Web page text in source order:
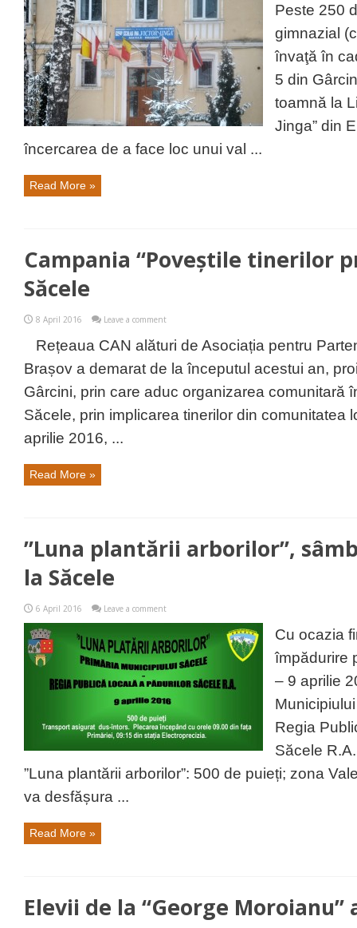
Peste 250
gimnazial
învaţă în
5 din
toamnă la
Jinga” din
încercarea de a face loc unui val ...
Read More »
Campania “Poveștile tinerilor
Săcele
8 April 2016 Leave a comment
Rețeaua CAN alături de Asociația pentru
Brașov a demarat de la începutul acestui an,
Gârcini, prin care aduc organizarea comunitară
Săcele, prin implicarea tinerilor din comunitatea
aprilie 2016, ...
Read More »
”Luna plantării arborilor”,
la Săcele
6 April 2016 Leave a comment
Cu ocazia
împădurire
– 9 aprilie
Regia
Săcele
”Luna plantării arborilor”: 500 de puieți; zona
va desfășura ...
Read More »
Elevii de la “George